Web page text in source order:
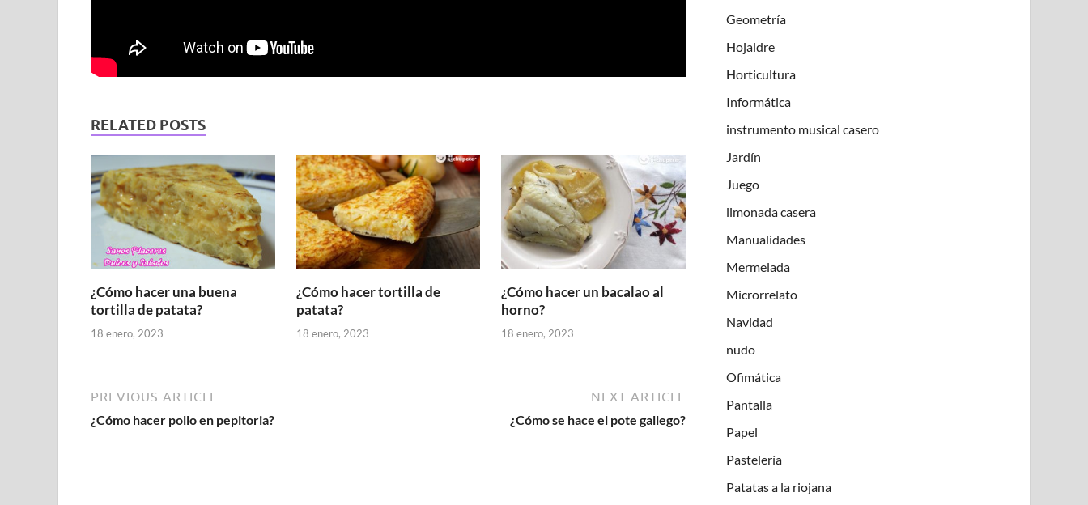
RELATED POSTS
¿Cómo hacer una buena
tortilla de patata?
18 enero, 2023
¿Cómo hacer tortilla de
patata?
18 enero, 2023
¿Cómo hacer un bacalao al
horno?
18 enero, 2023
PREVIOUS ARTICLE
¿Cómo hacer pollo en pepitoria?
NEXT ARTICLE
¿Cómo se hace el pote gallego?
Geometría
Hojaldre
Horticultura
Informática
instrumento musical casero
Jardín
Juego
limonada casera
Manualidades
Mermelada
Microrrelato
Navidad
nudo
Ofimática
Pantalla
Papel
Pastelería
Patatas a la riojana